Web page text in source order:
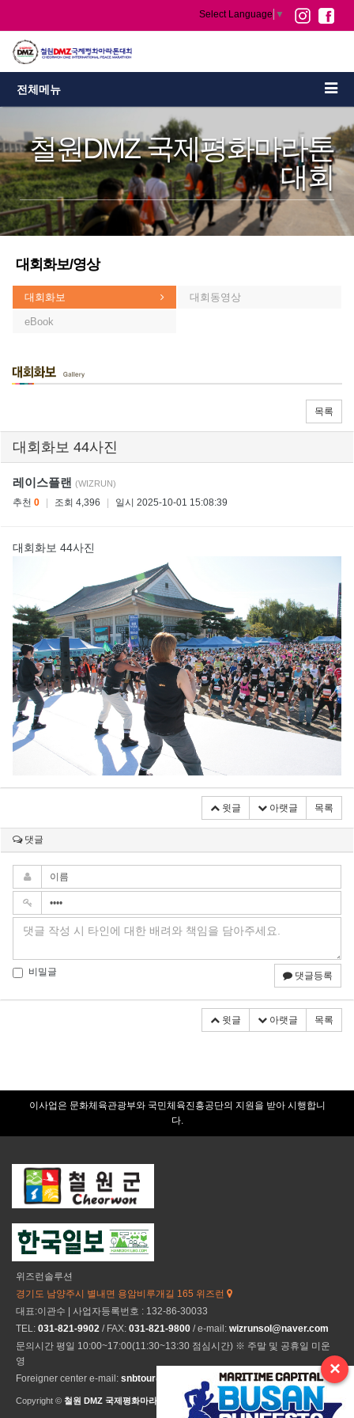
Select Language ▼
전체메뉴
철원DMZ 국제평화마라톤
대회
대회화보/영상
대회화보 대회동영상
eBook
목록
대회화보 44사진
레이스플랜 (WIZRUN)
추천 0 조회 4,396 일시 2025-10-01 15:08:39
대회화보 44사진
윗글 아랫글 목록
댓글
비밀글 댓글등록
윗글 아랫글 목록
이사업은 문화체육관광부와 국민체육진흥공단의 지원을 받아 시행합니
다.
위즈런솔루션
경기도 남양주시 별내면 용암비루개길 165 위즈런
대표:이관수 | 사업자등록번호 : 132-86-30033
TEL: 031-821-9902 / FAX: 031-821-9800 / e-mail: wizrunsol@naver.com
문의시간 평일 10:00~17:00(11:30~13:30 점심시간) ※ 주말 및 공휴일 미운
영
Foreigner center e-mail: snbtour@naver.com
Copyright © 철원 DMZ 국제평화마라톤 All Rights Reseved.
×